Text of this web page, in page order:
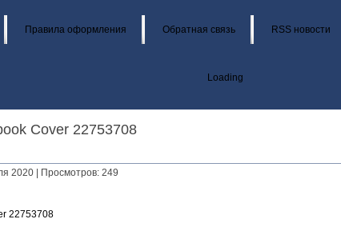
Правила оформления Обратная связь RSS новости
Loading
Cover 22753708
2020 | Просмотров: 249
22753708